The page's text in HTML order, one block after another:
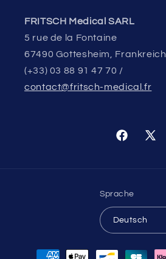
FRITSCH Medical SARL
5 rue de la Fontaine
67490 Gottesheim, Frankreich
(+33) 03 88 91 47 70 /
contact@fritsch-medical.fr
Facebook
X
Sprache
Deutsch
Zahlungsmethoden